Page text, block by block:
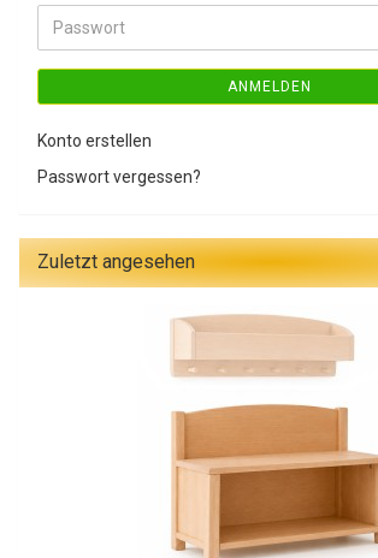
Adresse
Passwort
ANMELDEN
Konto erstellen
Passwort vergessen?
Zuletzt angesehen